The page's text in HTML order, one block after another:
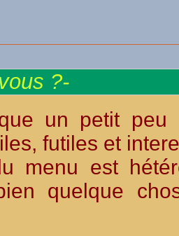
?-
un petit peu
futiles et
menu est
quelque